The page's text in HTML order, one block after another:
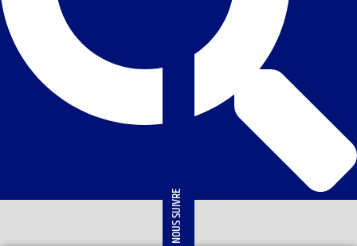
NOUS SUIVRE